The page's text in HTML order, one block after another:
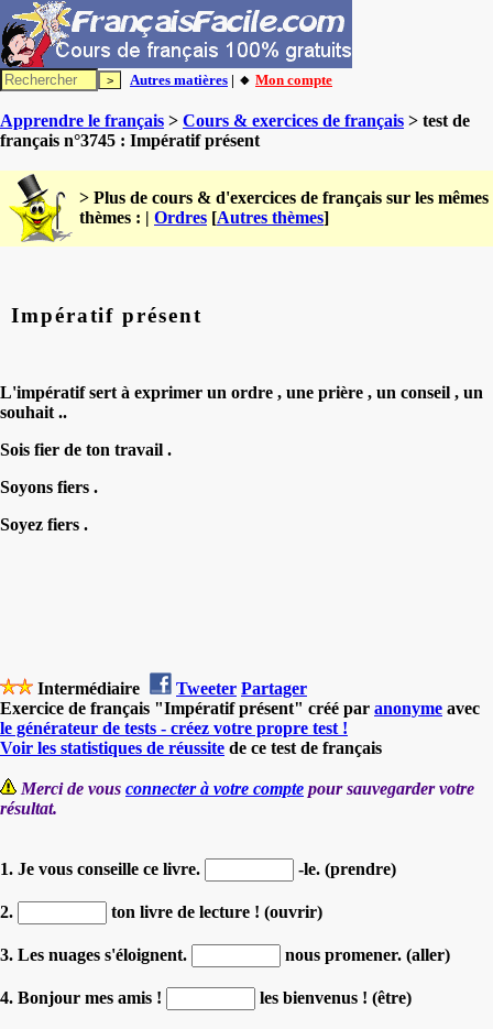
Autres matières | 🔸 Mon compte
Apprendre le français > Cours & exercices de français > test de
français n°3745 : Impératif présent
> Plus de cours & d'exercices de français sur les mêmes
thèmes : | Ordres [Autres thèmes]
Impératif présent
L'impératif sert à exprimer un ordre , une prière , un conseil , un
souhait ..
Sois fier de ton travail .
Soyons fiers .
Soyez fiers .
Intermédiaire Tweeter Partager
Exercice de français "Impératif présent" créé par anonyme avec
le générateur de tests - créez votre propre test !
Voir les statistiques de réussite de ce test de français
Merci de vous connecter à votre compte pour sauvegarder votre
résultat.
1. Je vous conseille ce livre. -le. (prendre)
2. ton livre de lecture ! (ouvrir)
3. Les nuages s'éloignent. nous promener. (aller)
4. Bonjour mes amis ! les bienvenus ! (être)